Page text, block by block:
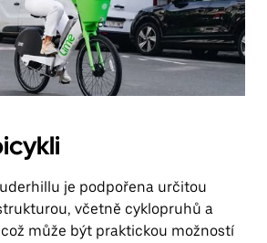
je podpořena určitou
včetně cyklopruhů a
může být praktickou možností